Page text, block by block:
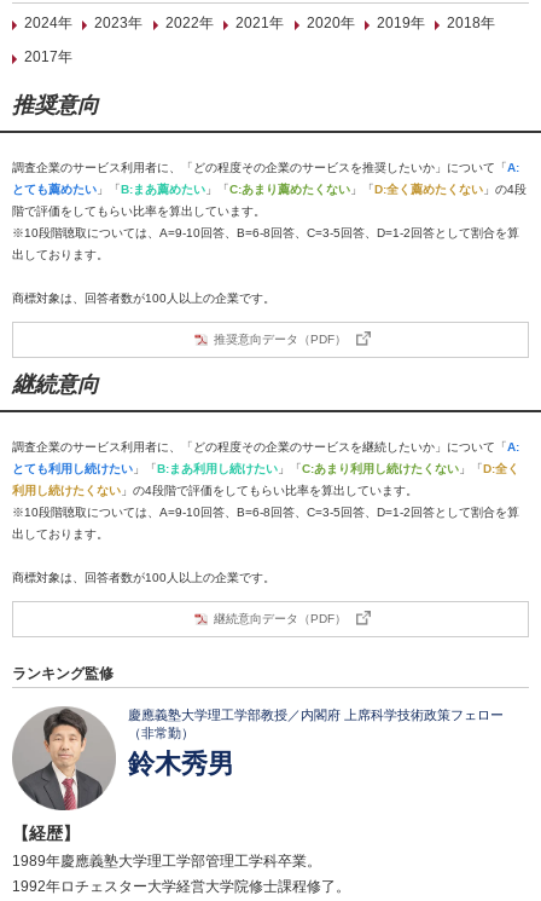
2024年
2023年 2022年 2021年 2020年 2019年
2018年
2017年
推奨意向
調査企業のサービス利用者に、「どの程度その企業のサービスを推奨したいか」について「A:
とても薦めたい 」「B:まあ薦めたい 」「C:あまり薦めたくない 」「D:全く薦めたくない 」の4段
階で評価をしてもらい比率を算出しています。
※10段階聴取については、A=9-10回答、B=6-8回答、C=3-5回答、D=1-2回答として割合を算
出しております。
商標対象は、回答者数が100人以上の企業です。
推奨意向データ（PDF）
継続意向
調査企業のサービス利用者に、「どの程度その企業のサービスを継続したいか」について「A:
とても利用し続けたい 」「B:まあ利用し続けたい 」「C:あまり利用し続けたくない 」「D:全く
利用し続けたくない 」の4段階で評価をしてもらい比率を算出しています。
※10段階聴取については、A=9-10回答、B=6-8回答、C=3-5回答、D=1-2回答として割合を算
出しております。
商標対象は、回答者数が100人以上の企業です。
継続意向データ（PDF）
ランキング監修
慶應義塾大学理工学部教授／内閣府 上席科学技術政策フェロー
（非常勤）
鈴木秀男
【経歴】
1989年慶應義塾大学理工学部管理工学科卒業。
1992年ロチェスター大学経営大学院修士課程修了。